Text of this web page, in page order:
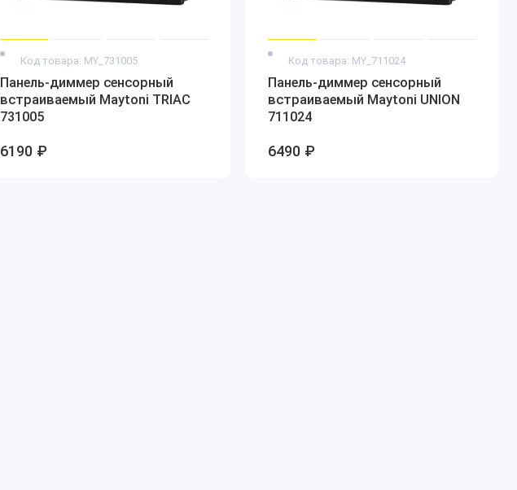
Код товара: MY_731005
Панель-диммер сенсорный
встраиваемый Maytoni TRIAC
731005
6190 ₽
Код товара: MY_711024
Панель-диммер сенсорный
встраиваемый Maytoni UNION
711024
6490 ₽